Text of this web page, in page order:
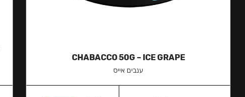
CHABACCO 50G – ICE GRAPE
ענבים אייס